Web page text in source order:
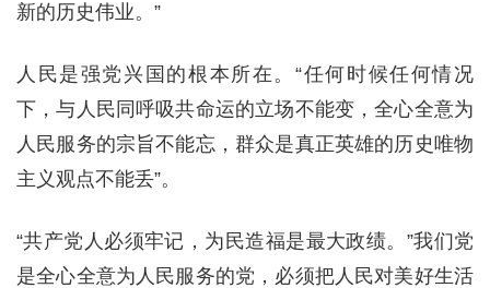
新的历史伟业。”
人民是强党兴国的根本所在。“任何时候任何情况
下，与人民同呼吸共命运的立场不能变，全心全意为
人民服务的宗旨不能忘，群众是真正英雄的历史唯物
主义观点不能丢”。
“共产党人必须牢记，为民造福是最大政绩。”我们党
是全心全意为人民服务的党，必须把人民对美好生活